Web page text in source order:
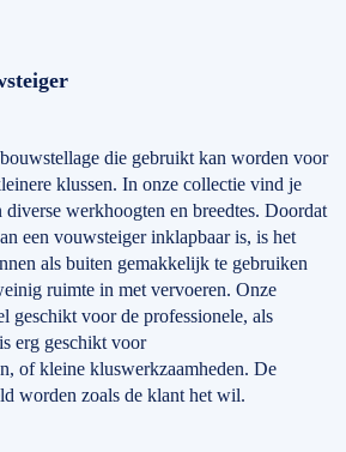
die gebruikt kan worden voor
klussen. In onze collectie vind je
werkhoogten en breedtes. Doordat
een vouwsteiger inklapbaar is, is het
als buiten gemakkelijk te gebruiken
ruimte in met vervoeren. Onze
geschikt voor de professionele, als
erg geschikt voor
of kleine kluswerkzaamheden. De
worden zoals de klant het wil.